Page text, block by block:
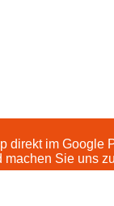
direkt im Google
Sie uns